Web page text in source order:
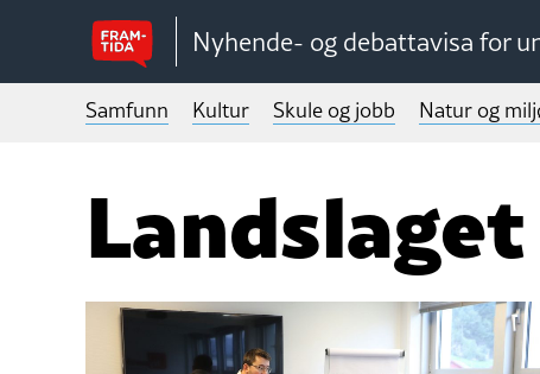
Nyhende- og debattavisa for
Samfunn Kultur Skule og jobb Natur og